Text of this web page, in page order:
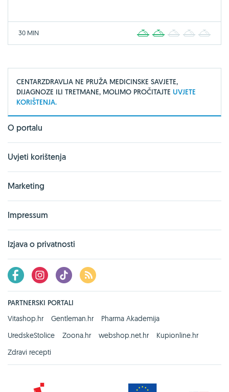
30 MIN 2 3 4
CENTARZDRAVLJA NE PRUŽA MEDICINSKE SAVJETE,
DIJAGNOZE ILI TRETMANE, MOLIMO PROČITAJTE UVJETE
KORIŠTENJA.
O portalu
Uvjeti korištenja
Marketing
Impressum
Izjava o privatnosti
PARTNERSKI PORTALI
Vitashop.hr
Gentleman.hr
Pharma Akademija
UredskeStolice
Zoona.hr webshop.net.hr
Kupionline.hr
Zdravi recepti